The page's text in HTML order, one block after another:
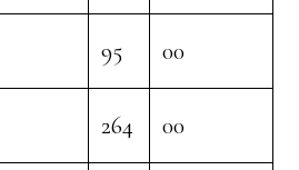
95 00
264 00